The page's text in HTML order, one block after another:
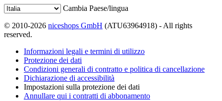
Cambia Paese/lingua
© 2010-2026 niceshops GmbH (ATU63964918) - All rights
reserved.
Informazioni legali e termini di utilizzo
Protezione dei dati
Condizioni generali di contratto e politica di cancellazione
Dichiarazione di accessibilità
Impostazioni sulla protezione dei dati
Annullare qui i contratti di abbonamento